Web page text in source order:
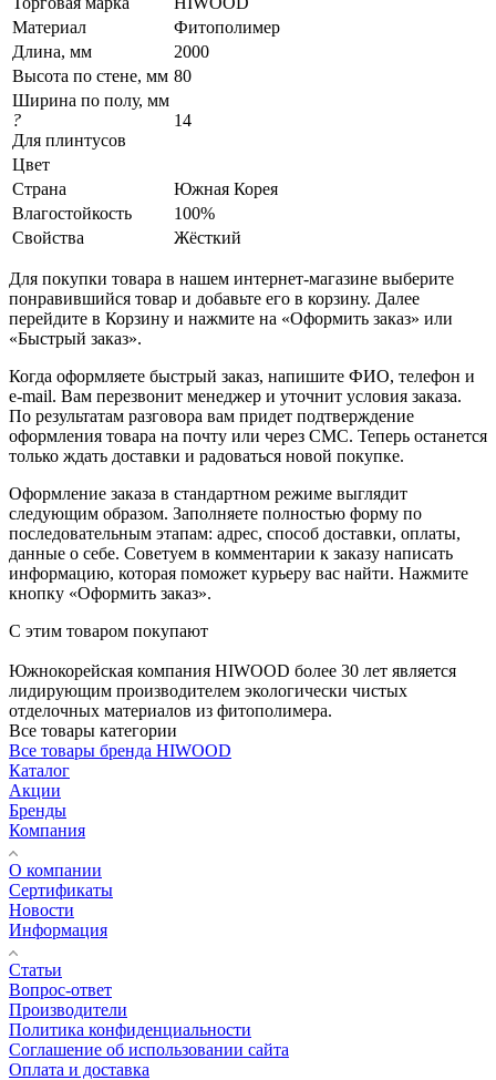
Материал
Фитополимер
Длина, мм
2000
Высота по стене, мм 80
Ширина по полу, мм
?
Для плинтусов
14
Цвет
Страна
Южная Корея
Влагостойкость
100%
Свойства
Жёсткий
Для покупки товара в нашем интернет-магазине выберите
понравившийся товар и добавьте его в корзину. Далее
перейдите в Корзину и нажмите на «Оформить заказ» или
«Быстрый заказ».
Когда оформляете быстрый заказ, напишите ФИО, телефон и
e-mail. Вам перезвонит менеджер и уточнит условия заказа.
По результатам разговора вам придет подтверждение
оформления товара на почту или через СМС. Теперь останется
только ждать доставки и радоваться новой покупке.
Оформление заказа в стандартном режиме выглядит
следующим образом. Заполняете полностью форму по
последовательным этапам: адрес, способ доставки, оплаты,
данные о себе. Советуем в комментарии к заказу написать
информацию, которая поможет курьеру вас найти. Нажмите
кнопку «Оформить заказ».
С этим товаром покупают
Южнокорейская компания HIWOOD более 30 лет является
лидирующим производителем экологически чистых
отделочных материалов из фитополимера.
Все товары категории
Все товары бренда HIWOOD
Каталог
Акции
Бренды
Компания
О компании
Сертификаты
Новости
Информация
Статьи
Вопрос-ответ
Производители
Политика конфиденциальности
Соглашение об использовании сайта
Оплата и доставка